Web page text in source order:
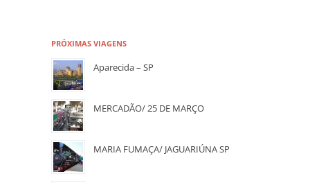
PRÓXIMAS VIAGENS
Aparecida – SP
MERCADÃO/ 25 DE MARÇO
MARIA FUMAÇA/ JAGUARIÚNA SP